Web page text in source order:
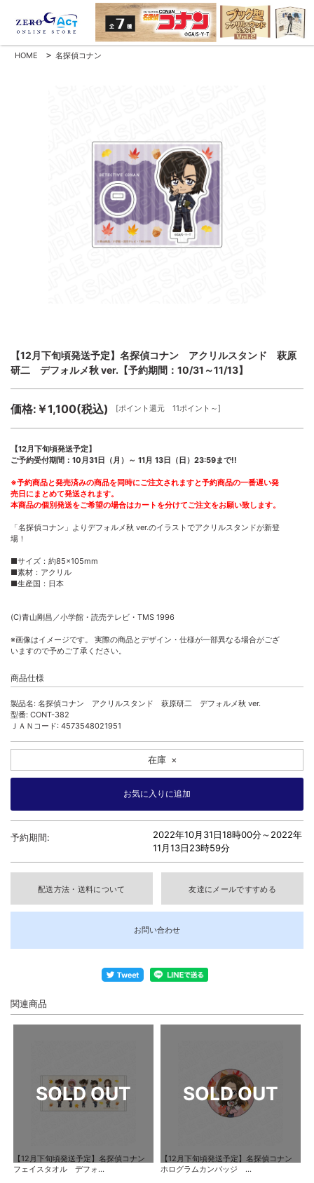
HOME > 名探偵コナン
【12月下旬頃発送予定】名探偵コナン アクリルスタンド 萩原
研二 デフォルメ秋 ver.【予約期間：10/31～11/13】
価格:￥1,100(税込) [ポイント還元 11ポイント～]
【12月下旬頃発送予定】
ご予約受付期間：10月31日（月）～ 11月 13日（日）23:59まで!!
※予約商品と発売済みの商品を同時にご注文されますと予約商品の一番遅い発
売日にまとめて発送されます。
本商品の個別発送をご希望の場合はカートを分けてご注文をお願い致します。
「名探偵コナン」よりデフォルメ秋 ver.のイラストでアクリルスタンドが新登
場！
■サイズ：約85×105mm
■素材：アクリル
■生産国：日本
(C)青山剛昌／小学館・読売テレビ・TMS 1996
※画像はイメージです。 実際の商品とデザイン・仕様が一部異なる場合がござ
いますので予めご了承ください。
商品仕様
製品名: 名探偵コナン アクリルスタンド 萩原研二 デフォルメ秋 ver.
型番: CONT-382
ＪＡＮコード: 4573548021951
在庫 ×
予約期間: 2022年10月31日18時00分～2022年
11月13日23時59分
配送方法・送料について 友達にメールですすめる
お問い合わせ
関連商品
【12月下旬頃発送予定】名探偵コナン
フェイスタオル デフォ...
【12月下旬頃発送予定】名探偵コナン
ホログラムカンバッジ ...